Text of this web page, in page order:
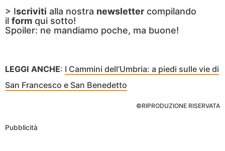
> Iscriviti alla nostra newsletter compilando
il form qui sotto!
Spoiler: ne mandiamo poche, ma buone!
LEGGI ANCHE: I Cammini dell’Umbria: a piedi sulle vie di
San Francesco e San Benedetto
©RIPRODUZIONE RISERVATA
Pubblicità